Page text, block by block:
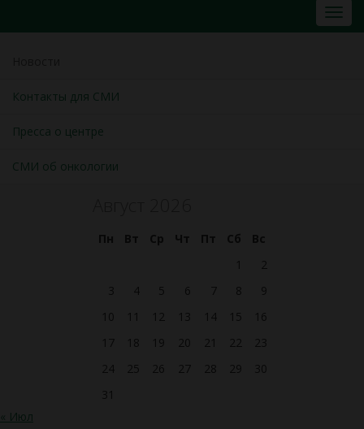
Контакты для СМИ
Пресса о центре
СМИ об онкологии
Пн Вт Ср Чт Пт Сб
Вс
1
2
3
4 5 6 7 8
9
10
11 12 13 14 15
16
17
18 19 20 21 22
23
24
25 26 27 28 29
30
31
« Июл